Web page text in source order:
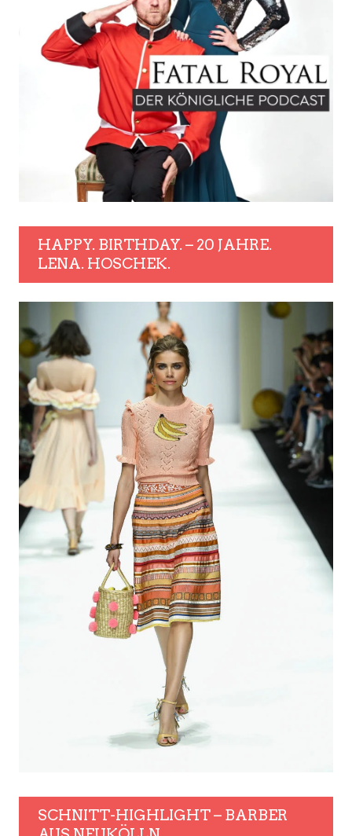
HAPPY. BIRTHDAY. – 20 JAHRE.
LENA. HOSCHEK.
SCHNITT-HIGHLIGHT – BARBER